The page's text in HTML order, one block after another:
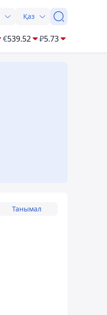
Қаз
€539.52 ₽5.73
Танымал